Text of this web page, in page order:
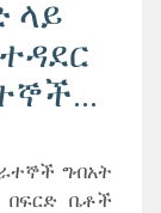
ላይ
ግብአት
ቤቶች